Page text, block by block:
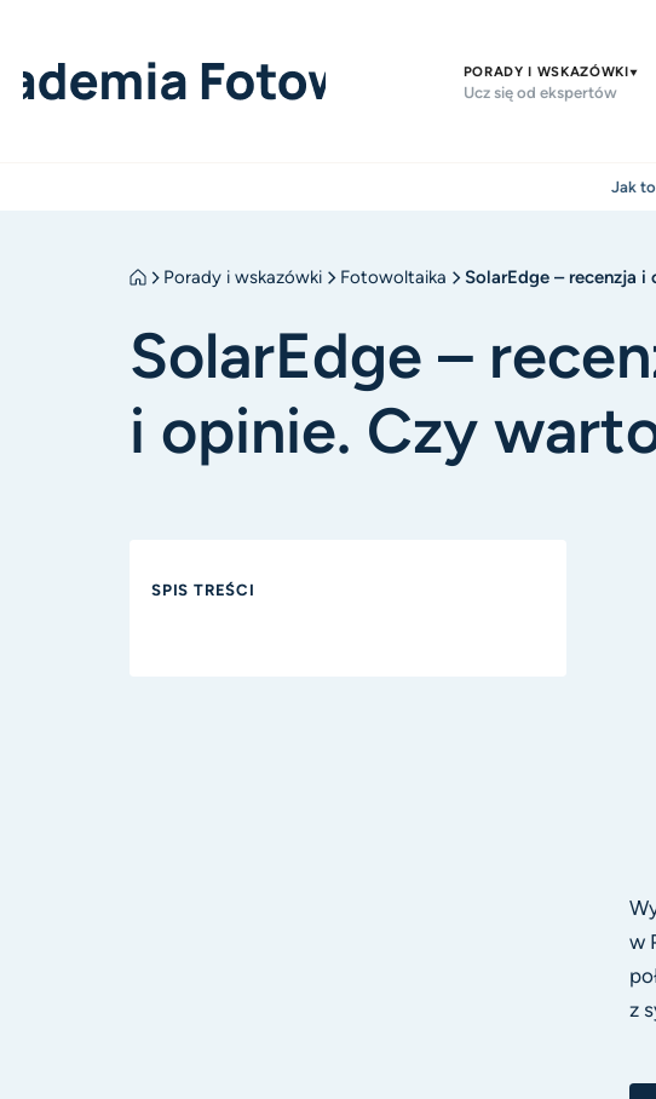
PORADY I WSKAZÓWKI
Ucz się od ekspertów
Jak to
Porady i wskazówki Fotowoltaika SolarEdge – recenzja i
SolarEdge –
i opinie. Czy
SPIS TREŚCI
w
z